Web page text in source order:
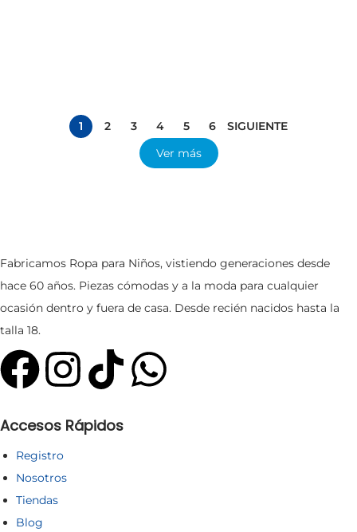
1 2 3 4 5 6
SIGUIENTE
Ver más
Fabricamos Ropa para Niños, vistiendo generaciones desde
hace 60 años. Piezas cómodas y a la moda para cualquier
ocasión dentro y fuera de casa. Desde recién nacidos hasta la
talla 18.
Accesos Rápidos
Registro
Nosotros
Tiendas
Blog